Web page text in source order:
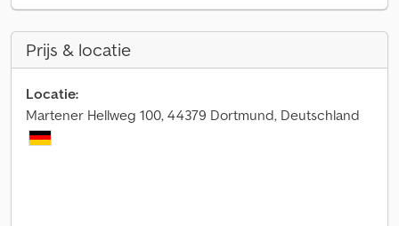
Prijs & locatie
Locatie:
Martener Hellweg 100, 44379 Dortmund, Deutschland